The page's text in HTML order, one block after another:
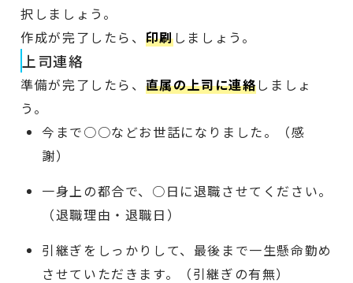
択しましょう。
作成が完了したら、 印刷しましょう。
上司連絡
準備が完了したら、 直属の上司に連絡しましょ
う。
今まで○○などお世話になりました。（感
謝）
一身上の都合で、○日に退職させてください。
（退職理由・退職日）
引継ぎをしっかりして、最後まで一生懸命勤め
させていただきます。（引継ぎの有無）